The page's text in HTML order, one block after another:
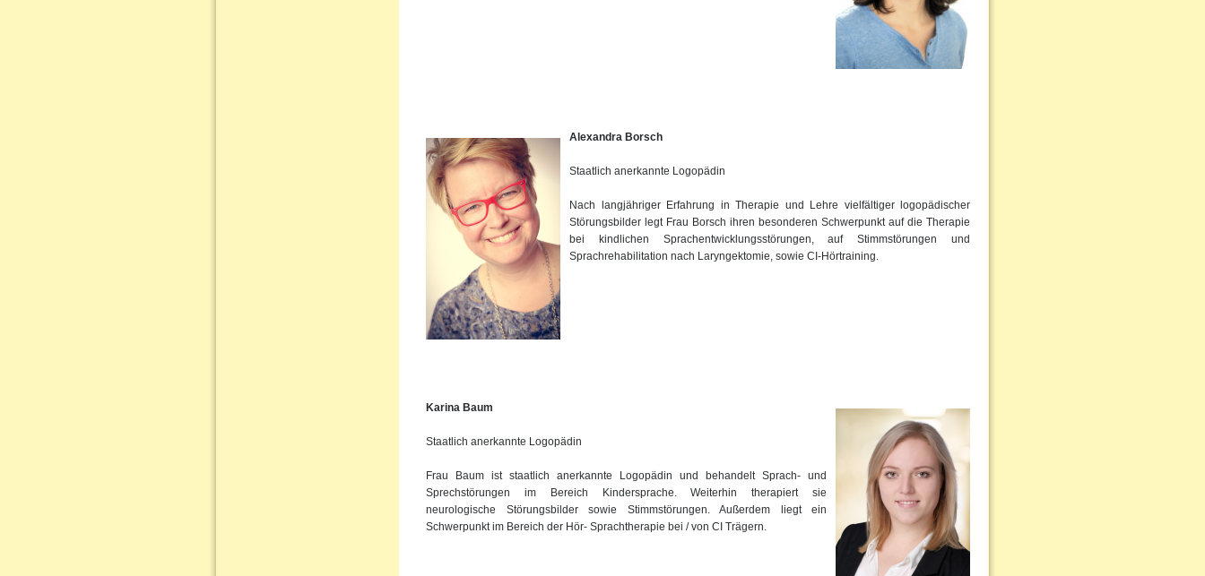
Alexandra Borsch
Staatlich anerkannte Logopädin
Nach langjähriger Erfahrung in Therapie und Lehre vielfältiger logopädischer
Störungsbilder legt Frau Borsch ihren besonderen Schwerpunkt auf die Therapie
bei kindlichen Sprachentwicklungsstörungen, auf Stimmstörungen und
Sprachrehabilitation nach Laryngektomie, sowie CI-Hörtraining.
Karina Baum
Staatlich anerkannte Logopädin
Frau Baum ist staatlich anerkannte Logopädin und behandelt Sprach- und
Sprechstörungen im Bereich Kindersprache. Weiterhin therapiert sie
neurologische Störungsbilder sowie Stimmstörungen. Außerdem liegt ein
Schwerpunkt im Bereich der Hör- Sprachtherapie bei / von CI Trägern.